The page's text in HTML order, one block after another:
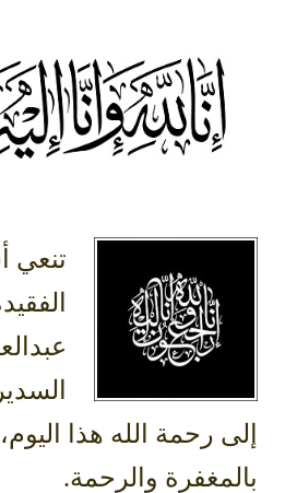
إلى رحمة الله هذا
بالمغفرة والرحمة.